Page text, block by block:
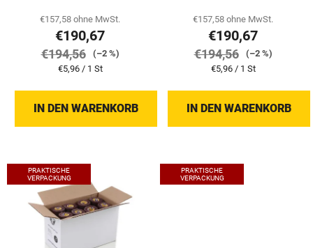
€157,58 ohne MwSt.
€190,67
€194,56
(–2 %)
Verkaufspreis:
€5,96 / 1 St
IN DEN WARENKORB
€157,58 ohne MwSt.
€190,67
€194,56
(–2 %)
Verkaufspreis:
€5,96 / 1 St
IN DEN WARENKORB
PRAKTISCHE
VERPACKUNG
PRAKTISCHE
VERPACKUNG